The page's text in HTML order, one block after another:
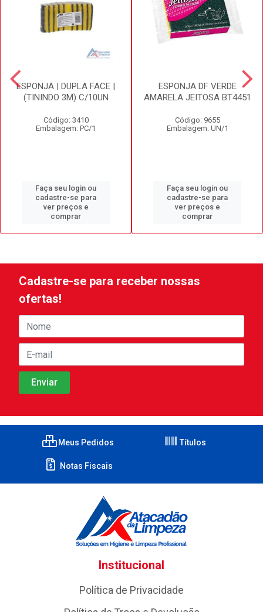
ESPONJA | DUPLA FACE |
(TININDO 3M) C/10UN
Código: 3410
Embalagem: PC/1
Faça seu login ou
cadastre-se para
ver preços e
comprar
ESPONJA DF VERDE
AMARELA JEITOSA BT4451
Código: 9655
Embalagem: UN/1
Faça seu login ou
cadastre-se para
ver preços e
comprar
Cadastre-se para receber nossas
ofertas!
Meus Pedidos Títulos
Notas Fiscais
Institucional
Política de Privacidade